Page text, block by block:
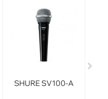
SHURE SV100-A